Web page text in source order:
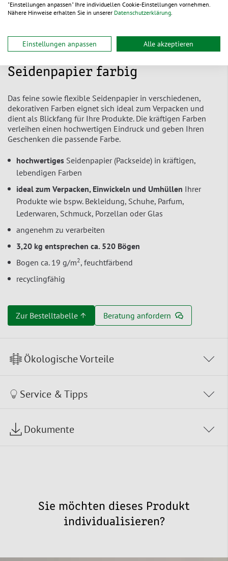
Produktbeschreibung
Seidenpapier farbig
Das feine sowie flexible Seidenpapier in verschiedenen,
dekorativen Farben eignet sich ideal zum Verpacken und
dient als Blickfang für Ihre Produkte. Die kräftigen Farben
verleihen einen hochwertigen Eindruck und geben Ihren
Geschenken die passende Farbe.
hochwertiges Seidenpapier (Packseide) in kräftigen,
lebendigen Farben
ideal zum Verpacken, Einwickeln und Umhüllen Ihrer
Produkte wie bspw. Bekleidung, Schuhe, Parfum,
Lederwaren, Schmuck, Porzellan oder Glas
angenehm zu verarbeiten
3,20 kg entsprechen ca. 520 Bögen
Bogen ca. 19 g/m2, feuchtfärbend
recyclingfähig
Zur Bestelltabelle ↑ Beratung anfordern
Ökologische Vorteile
Service & Tipps
Dokumente
Sie möchten dieses Produkt
individualisieren?
"Einstellungen anpassen" Ihre individuellen Cookie-Einstellungen vornehmen.
Nähere Hinweise erhalten Sie in unserer Datenschutzerklärung.
Einstellungen anpassen Alle akzeptieren